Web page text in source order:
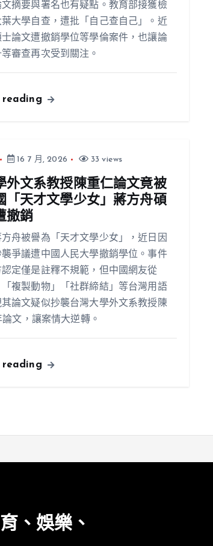
摘要與署名也有疑點。教育部接獲檢
大學自查，遭批「自己查自己」。近
論文遭撤銷學位等學倫案件，也讓論
審查再次受到關注。
reading
16 7 月, 2026 33 views
外文系教授陳重仁論文竟被
「天才文學少女」蔣方舟碩
撤銷
舟被譽為「天才文學少女」，近日因
爭議遭中國人民大學撤銷學位。事件
定僅是註釋不規範，但中國網友從
「複製動物」「社群締結」等台灣用語
論文疑似抄襲台灣大學外文系教授陳
論文，讓案情大逆轉。
reading
、娛樂、